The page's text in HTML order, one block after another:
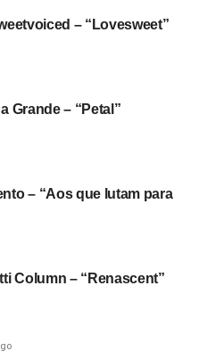
– “Lovesweet”
Grande – “Petal”
– “Aos que lutam para
Column – “Renascent”